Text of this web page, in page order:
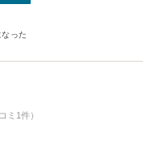
った
ミ1件）